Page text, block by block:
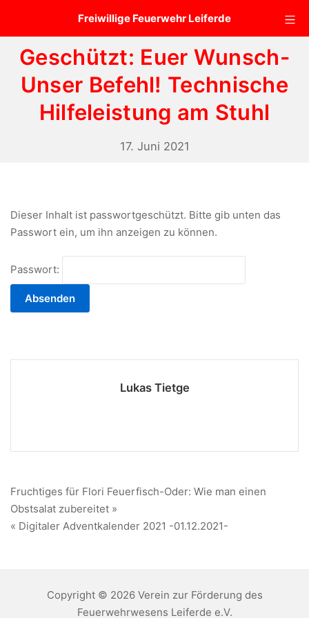
Freiwillige Feuerwehr Leiferde
Geschützt: Euer Wunsch-
Unser Befehl! Technische
Hilfeleistung am Stuhl
17. Juni 2021
Dieser Inhalt ist passwortgeschützt. Bitte gib unten das
Passwort ein, um ihn anzeigen zu können.
Passwort:
Lukas Tietge
Beitragsnavigation
Fruchtiges für Flori Feuerfisch-Oder: Wie man einen
Obstsalat zubereitet »
« Digitaler Adventkalender 2021 -01.12.2021-
Copyright © 2026 Verein zur Förderung des
Feuerwehrwesens Leiferde e.V.